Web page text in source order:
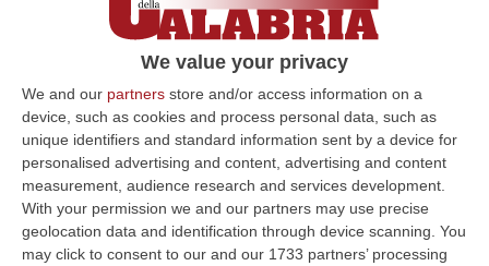
We value your privacy
We and our partners store and/or access information on a
device, such as cookies and process personal data, such as
unique identifiers and standard information sent by a device for
personalised advertising and content, advertising and content
measurement, audience research and services development.
With your permission we and our partners may use precise
geolocation data and identification through device scanning. You
may click to consent to our and our 1733 partners’ processing
Attentato a Mosca, ucciso un ufficiale
La vittima è Fanil Sarvarov